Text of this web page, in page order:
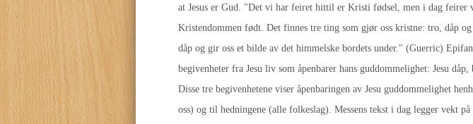
at Jesus er Gud. "Det vi har feiret hittil er Kristi fødsel, men i dag
Kristendommen født. Det finnes tre ting som gjør oss kristne: tro, dåp
dåp og gir oss et bilde av det himmelske bordets under." (Guerric)
begivenheter fra Jesu liv som åpenbarer hans guddommelighet: Jesu
Disse tre begivenhetene viser åpenbaringen av Jesu guddommelighet
oss) og til hedningene (alle folkeslag). Messens tekst i dag legger vekt